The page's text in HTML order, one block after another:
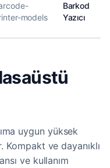
models
Barkod
Yazıcı
uygun yüksek
Kompakt ve dayanıklı
ve kullanım